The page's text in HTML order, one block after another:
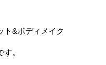
ト&ボディメイク
。